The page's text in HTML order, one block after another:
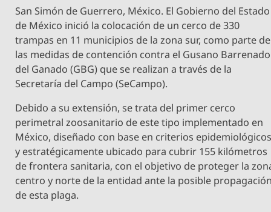
San Simón de Guerrero, México. El Gobierno del Estado
de México inició la colocación de un cerco de 330
trampas en 11 municipios de la zona sur, como parte de
las medidas de contención contra el Gusano
del Ganado (GBG) que se realizan a través de la
Secretaría del Campo (SeCampo).
Debido a su extensión, se trata del primer cerco
perimetral zoosanitario de este tipo implementado en
México, diseñado con base en criterios
y estratégicamente ubicado para cubrir 155 kilómetros
de frontera sanitaria, con el objetivo de proteger la
centro y norte de la entidad ante la posible
de esta plaga.